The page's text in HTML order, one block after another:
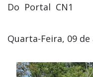
Do Portal CN1
Quarta-Feira, 09